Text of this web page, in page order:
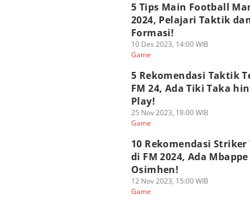
5 Tips Main Football
2024, Pelajari Taktik
Formasi!
10 Des 2023, 14:00 WIB
Game
5 Rekomendasi Taktik
FM 24, Ada Tiki Taka
Play!
25 Nov 2023, 18:00 WIB
Game
10 Rekomendasi
di FM 2024, Ada
Osimhen!
12 Nov 2023, 15:00 WIB
Game